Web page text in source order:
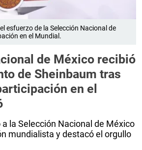
esfuerzo de la Selección Nacional de
en el Mundial.
de México recibió
de Sheinbaum tras
en el
la Selección Nacional de México
mundialista y destacó el orgullo